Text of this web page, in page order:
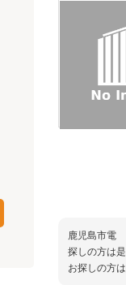
鹿児島市電
探しの方は
お探しの方